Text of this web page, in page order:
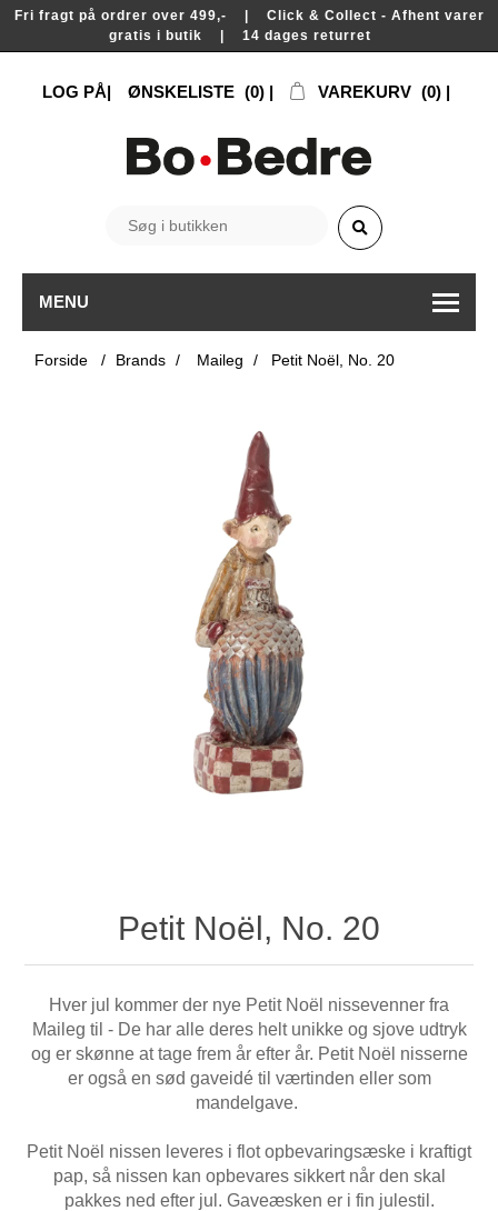
Fri fragt på ordrer over 499,- | Click & Collect - Afhent varer
gratis i butik | 14 dages returret
LOG PÅ ØNSKELISTE (0) VAREKURV (0)
MENU
Forside / Brands / Maileg / Petit Noël, No. 20
Petit Noël, No. 20
Hver jul kommer der nye Petit Noël nissevenner fra
Maileg til - De har alle deres helt unikke og sjove udtryk
og er skønne at tage frem år efter år. Petit Noël nisserne
er også en sød gaveidé til værtinden eller som
mandelgave.
Petit Noël nissen leveres i flot opbevaringsæske i kraftigt
pap, så nissen kan opbevares sikkert når den skal
pakkes ned efter jul. Gaveæsken er i fin julestil.